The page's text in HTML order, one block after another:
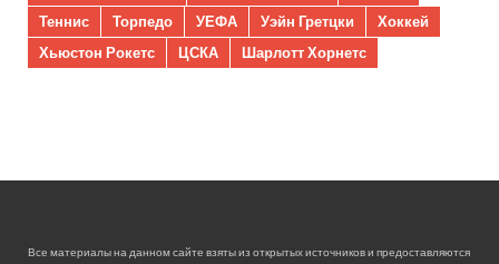
Теннис
Торпедо УЕФА Уэйн Гретцки
Хоккей
Хьюстон Рокетс
ЦСКА Шарлотт Хорнетс
Все материалы на данном сайте взяты из открытых источников и предоставляются